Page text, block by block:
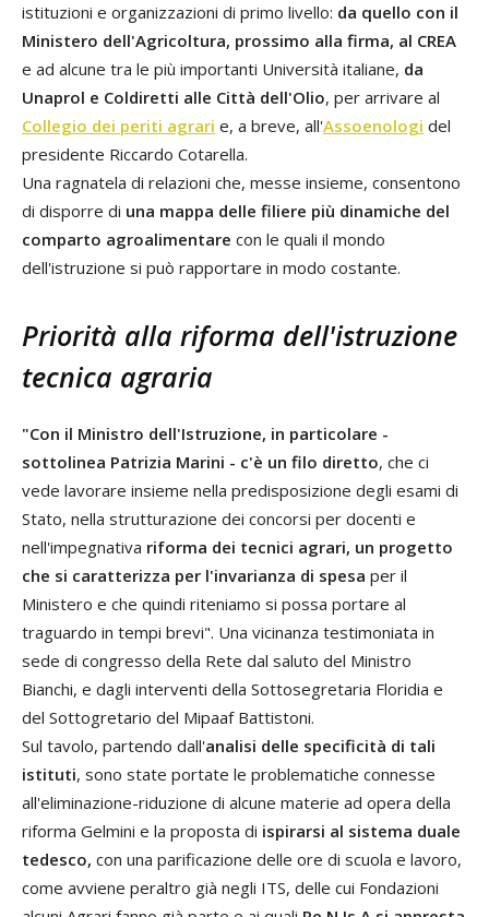
istituzioni e organizzazioni di primo livello: da quello con il
Ministero dell'Agricoltura, prossimo alla firma, al CREA
e ad alcune tra le più importanti Università italiane, da
Unaprol e Coldiretti alle Città dell'Olio, per arrivare al
Collegio dei periti agrari e, a breve, all'Assoenologi del
presidente Riccardo Cotarella.
Una ragnatela di relazioni che, messe insieme, consentono
di disporre di una mappa delle filiere più dinamiche del
comparto agroalimentare con le quali il mondo
dell'istruzione si può rapportare in modo costante.
Priorità alla riforma dell'istruzione
tecnica agraria
"Con il Ministro dell'Istruzione, in particolare -
sottolinea Patrizia Marini - c'è un filo diretto, che ci
vede lavorare insieme nella predisposizione degli esami di
Stato, nella strutturazione dei concorsi per docenti e
nell'impegnativa riforma dei tecnici agrari, un progetto
che si caratterizza per l'invarianza di spesa per il
Ministero e che quindi riteniamo si possa portare al
traguardo in tempi brevi". Una vicinanza testimoniata in
sede di congresso della Rete dal saluto del Ministro
Bianchi, e dagli interventi della Sottosegretaria Floridia e
del Sottogretario del Mipaaf Battistoni.
Sul tavolo, partendo dall'analisi delle specificità di tali
istituti, sono state portate le problematiche connesse
all'eliminazione-riduzione di alcune materie ad opera della
riforma Gelmini e la proposta di ispirarsi al sistema duale
tedesco, con una parificazione delle ore di scuola e lavoro,
come avviene peraltro già negli ITS, delle cui Fondazioni